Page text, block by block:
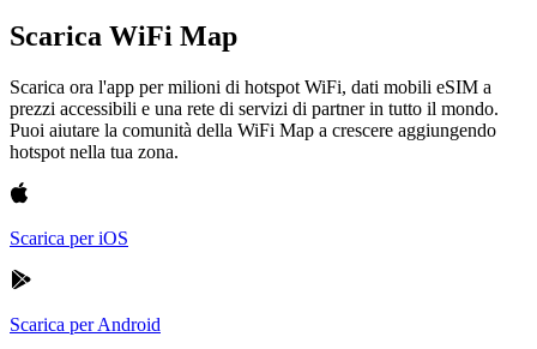
Scarica WiFi Map
Scarica ora l'app per milioni di hotspot WiFi, dati mobili eSIM a
prezzi accessibili e una rete di servizi di partner in tutto il mondo.
Puoi aiutare la comunità della WiFi Map a crescere aggiungendo
hotspot nella tua zona.
Scarica per iOS
Scarica per Android